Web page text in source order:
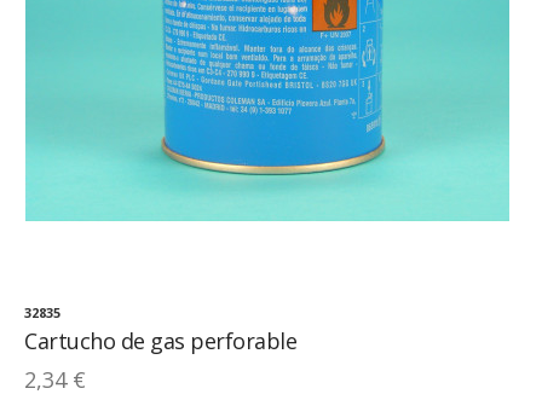
32835
Cartucho de gas perforable
2,34 €